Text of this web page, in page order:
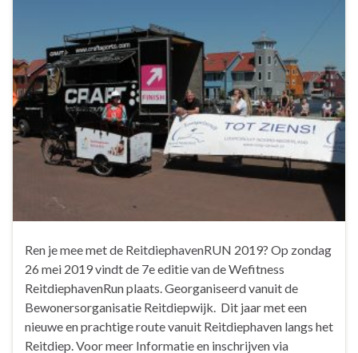
Ren je mee met de ReitdiephavenRUN 2019? Op zondag
26 mei 2019 vindt de 7e editie van de Wefitness
ReitdiephavenRun plaats. Georganiseerd vanuit de
Bewonersorganisatie Reitdiepwijk. Dit jaar met een
nieuwe en prachtige route vanuit Reitdiephaven langs het
Reitdiep. Voor meer Informatie en inschrijven via